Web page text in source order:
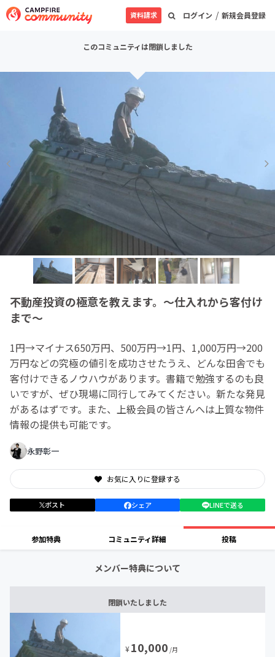
ログイン / 新規会員登録
資料請求
このコミュニティは閉鎖しました
不動産投資の極意を教えます。～仕入れから客付け
まで～
1円→マイナス650万円、500万円→1円、1,000万円→200
万円などの究極の値引を成功させたうえ、どんな田舎でも
客付けできるノウハウがあります。書籍で勉強するのも良
いですが、ぜひ現場に同行してみてください。新たな発見
があるはずです。また、上級会員の皆さんへは上質な物件
情報の提供も可能です。
永野彰一
お気に入りに登録する
ポスト シェア LINEで送る
参加特典 コミュニティ詳細 投稿
メンバー特典について
閉鎖いたしました
¥10,000 /月